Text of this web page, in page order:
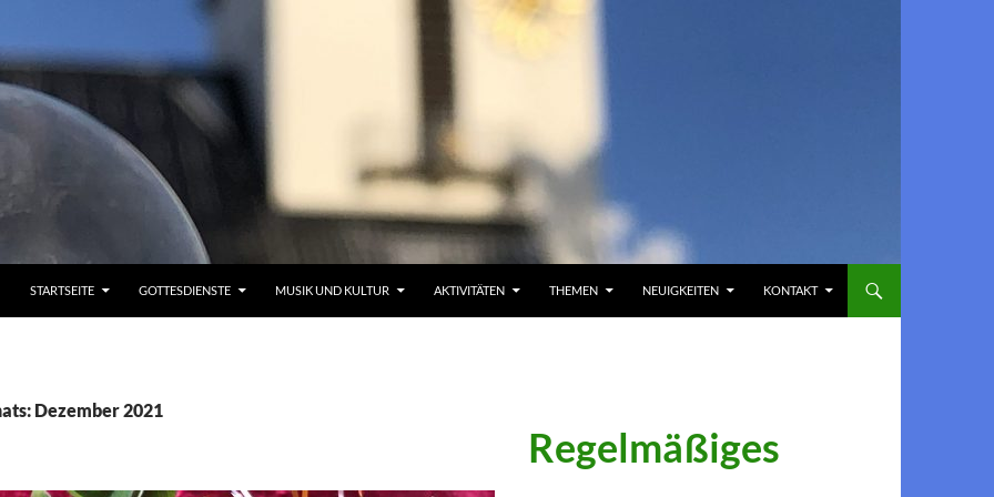
STARTSEITE GOTTESDIENSTE MUSIK UND KULTUR AKTIVITÄTEN THEMEN NEUIGKEITEN KONTAKT
Dezember 2021
Regelmäßiges